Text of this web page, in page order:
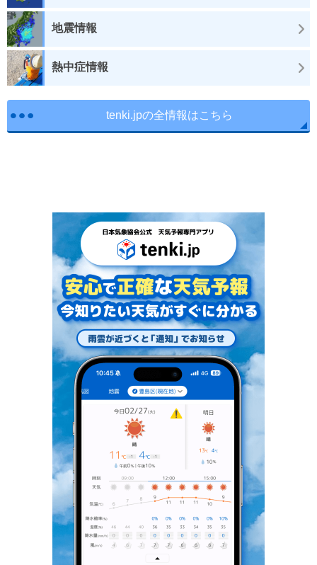
地震情報
熱中症情報
tenki.jpの全情報はこちら